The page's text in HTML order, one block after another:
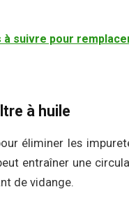
à suivre pour
à huile
éliminer les
entraîner une
de vidange.